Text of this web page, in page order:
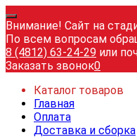
Внимание! Сайт на
По всем вопросам
8 (4812) 63-24-29 или
Заказать звонок0
Каталог товаров
Главная
Оплата
Доставка и сборка